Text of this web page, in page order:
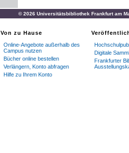
© 2026 Universitätsbibliothek Frankfurt am
Von zu Hause
Online-Angebote außerhalb des
Campus nutzen
Bücher online bestellen
Verlängern, Konto abfragen
Hilfe zu Ihrem Konto
Digitale
Frankfurter